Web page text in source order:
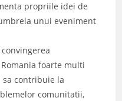
propriile idei de
unui eveniment
foarte multi
contribuie la
comunitatii,